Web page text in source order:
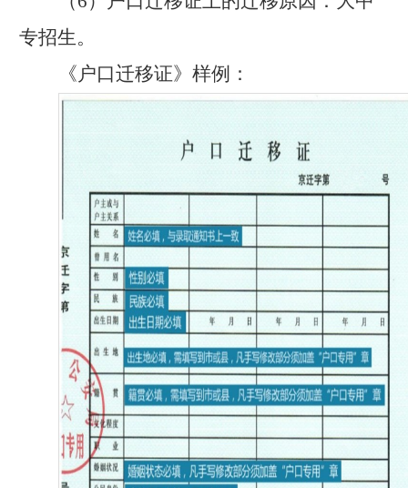
专招生。
《户口迁移证》样例：